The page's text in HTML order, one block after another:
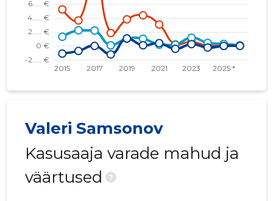
Valeri Samsonov
Kasusaaja varade mahud ja
väärtused
?